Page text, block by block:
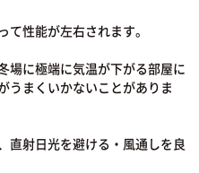
性能が左右されます。
場に極端に気温が下がる部屋に
うまくいかないことがありま
直射日光を避ける・風通しを良